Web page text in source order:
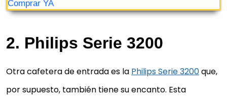
CONTROL DE LA TEMPERATURA: El sistema
óptima. Calienta el agua necesaria para...
extraíbles se pueden lavar en el lavavajillas para
limpieza fácil
2. Philips Serie 3200
Otra cafetera de entrada es la Philips Serie 3200que,
por supuesto, también tiene su encanto. Esta